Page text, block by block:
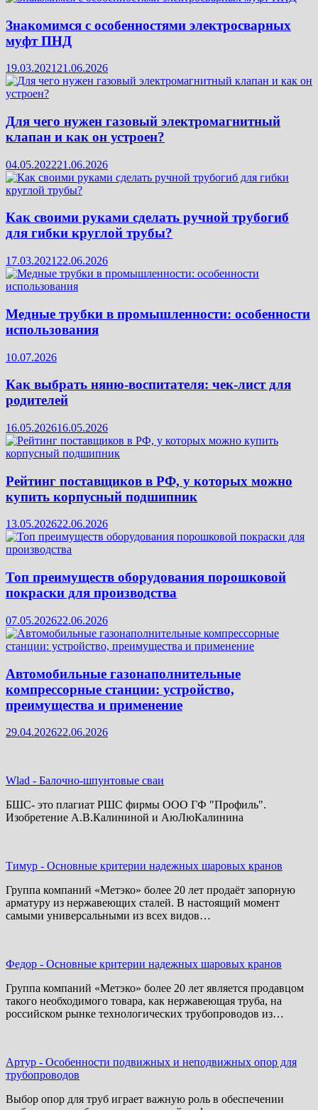
Знакомимся с особенностями электросварных
муфт ПНД
19.03.2021 21.06.2026
Для чего нужен газовый электромагнитный
клапан и как он устроен?
04.05.202221.06.2026
Как своими руками сделать ручной трубогиб
для гибки круглой трубы?
17.03.2021 22.06.2026
Медные трубки в промышленности: особенности
использования
10.07.2026
Как выбрать няню-воспитателя: чек‑лист для
родителей
16.05.202616.05.2026
Рейтинг поставщиков в РФ, у которых можно
купить корпусный подшипник
13.05.202622.06.2026
Топ преимуществ оборудования порошковой
покраски для производства
07.05.202622.06.2026
Автомобильные газонаполнительные
компрессорные станции: устройство,
преимущества и применение
29.04.202622.06.2026
Wlad - Балочно-шпунтовые сваи
БШС- это плагиат РШС фирмы ООО ГФ "Профиль".
Изобретение А.В.Калининой и АюЛюКалинина
Тимур - Основные критерии надежных шаровых кранов
Группа компаний «Метэко» более 20 лет продаёт запорную
арматуру из нержавеющих сталей. В настоящий момент
самыми универсальными из всех видов…
Федор - Основные критерии надежных шаровых кранов
Группа компаний «Метэко» более 20 лет является продавцом
такого необходимого товара, как нержавеющая труба, на
российском рынке технологических трубопроводов из…
Артур - Особенности подвижных и неподвижных опор для
трубопроводов
Выбор опор для труб играет важную роль в обеспечении